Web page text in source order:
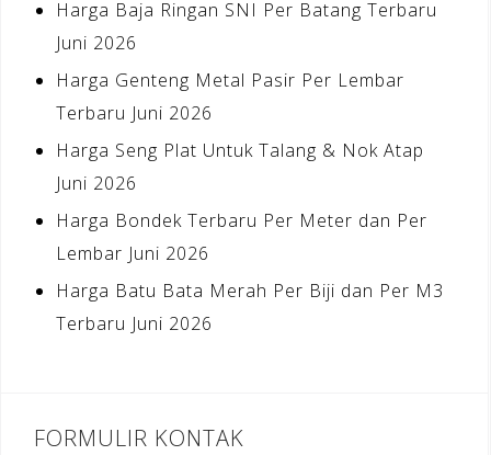
Harga Baja Ringan SNI Per Batang Terbaru
Juni 2026
Harga Genteng Metal Pasir Per Lembar
Terbaru Juni 2026
Harga Seng Plat Untuk Talang & Nok Atap
Juni 2026
Harga Bondek Terbaru Per Meter dan Per
Lembar Juni 2026
Harga Batu Bata Merah Per Biji dan Per M3
Terbaru Juni 2026
FORMULIR KONTAK